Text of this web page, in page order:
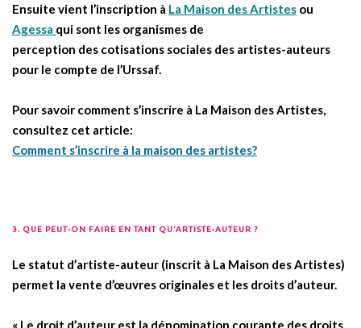
Ensuite vient l’inscription à La Maison des Artistes ou
Agessa qui sont les organismes de
perception des cotisations sociales des artistes-auteurs
pour le compte de l’Urssaf.
Pour savoir comment s’inscrire à La Maison des Artistes,
consultez cet article:
Comment s’inscrire à la maison des artistes?
3. QUE PEUT-ON FAIRE EN TANT QU’ARTISTE-AUTEUR ?
Le statut d’artiste-auteur (inscrit à La Maison des Artistes)
permet la vente d’œuvres originales et les droits d’auteur.
« Le droit d’auteur est la dénomination courante des droits